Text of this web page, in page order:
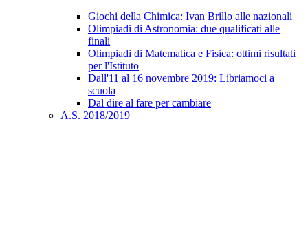
Giochi della Chimica: Ivan Brillo alle nazionali
Olimpiadi di Astronomia: due qualificati alle
finali
Olimpiadi di Matematica e Fisica: ottimi risultati
per l'Istituto
Dall'11 al 16 novembre 2019: Libriamoci a
scuola
Dal dire al fare per cambiare
A.S. 2018/2019